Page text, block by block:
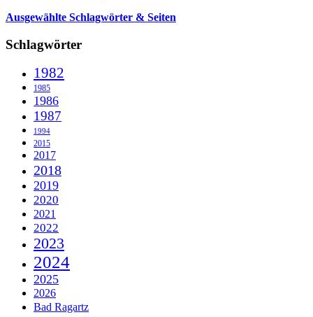
Ausgewählte Schlagwörter & Seiten
Schlagwörter
1982
1985
1986
1987
1994
2015
2017
2018
2019
2020
2021
2022
2023
2024
2025
2026
Bad Ragartz